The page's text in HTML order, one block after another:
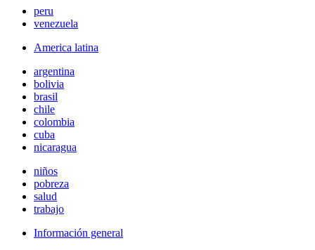
peru
venezuela
America latina
argentina
bolivia
brasil
chile
colombia
cuba
nicaragua
niños
pobreza
salud
trabajo
Información general